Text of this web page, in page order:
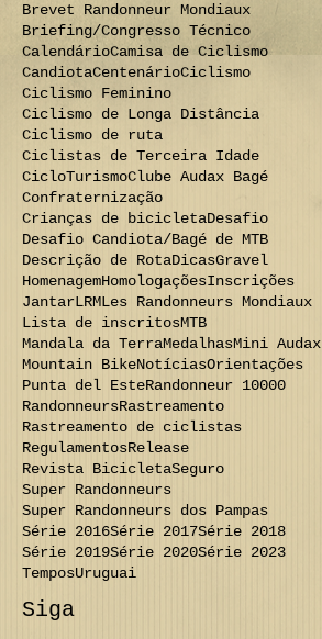
Brevet Randonneur Mondiaux
Briefing/Congresso Técnico
CalendárioCamisa de Ciclismo
CandiotaCentenárioCiclismo
Ciclismo Feminino
Ciclismo de Longa Distância
Ciclismo de ruta
Ciclistas de Terceira Idade
CicloTurismoClube Audax Bagé
Confraternização
Crianças de bicicletaDesafio
Desafio Candiota/Bagé de MTB
Descrição de RotaDicasGravel
HomenagemHomologaçõesInscrições
JantarLRMLes Randonneurs Mondiaux
Lista de inscritosMTB
Mandala da TerraMedalhasMini Audax
Mountain BikeNotíciasOrientações
Punta del EsteRandonneur 10000
RandonneursRastreamento
Rastreamento de ciclistas
RegulamentosRelease
Revista BicicletaSeguro
Super Randonneurs
Super Randonneurs dos Pampas
Série 2016Série 2017Série 2018
Série 2019Série 2020Série 2023
TemposUruguai
Siga